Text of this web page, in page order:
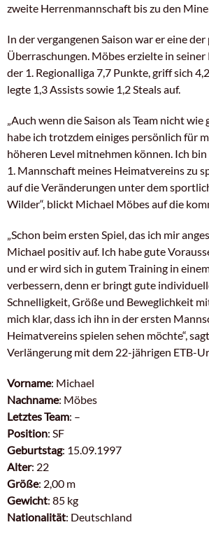
zweite Herrenmannschaft bis zu den
In der vergangenen Saison war er eine
Überraschungen. Möbes erzielte in
der 1. Regionalliga 7,7 Punkte, griff sich
legte 1,3 Assists sowie 1,2 Steals auf.
„Auch wenn die Saison als Team nicht
habe ich trotzdem einiges persönlich für
höheren Level mitnehmen können. Ich
1. Mannschaft meines Heimatvereins zu
auf die Veränderungen unter dem
Wilder“, blickt Michael Möbes auf die
„Schon beim ersten Spiel, das ich mir
Michael positiv auf. Ich habe gute
und er wird sich in gutem Training in
verbessern, denn er bringt gute
Schnelligkeit, Größe und Beweglichkeit
mich klar, dass ich ihn in der ersten
Heimatvereins spielen sehen möchte“,
Verlängerung mit dem 22-jährigen ETB-
Vorname: Michael
Nachname: Möbes
Letztes Team: –
Position: SF
Geburtstag: 15.09.1997
Alter: 22
Größe: 2,00 m
Gewicht: 85 kg
Nationalität: Deutschland